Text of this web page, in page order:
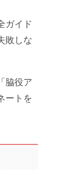
ガイド
敗しな
脇役ア
ートを